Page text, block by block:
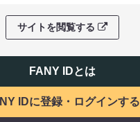
サイトを閲覧する
FANY IDとは
IDに登録・ログインする